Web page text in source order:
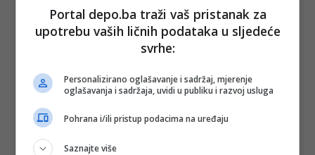
Portal depo.ba traži vaš pristanak za
upotrebu vaših ličnih podataka u sljedeće
svrhe:
Personalizirano oglašavanje i sadržaj, mjerenje
oglašavanja i sadržaja, uvidi u publiku i razvoj usluga
Pohrana i/ili pristup podacima na uređaju
Saznajte više